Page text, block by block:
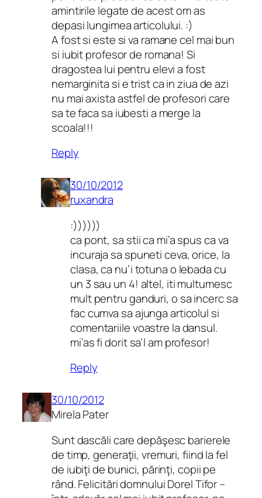
amintirile legate de acest om as
depasi lungimea articolului. :)
A fost si este si va ramane cel mai bun
si iubit profesor de romana! Si
dragostea lui pentru elevi a fost
nemarginita si e trist ca in ziua de azi
nu mai axista astfel de profesori care
sa te faca sa iubesti a merge la
scoala!!!
Reply
30/10/2012
ruxandra
:))))))
ca pont, sa stii ca mi’a spus ca va
incuraja sa spuneti ceva, orice, la
clasa, ca nu’i totuna o lebada cu
un 3 sau un 4! altel, iti multumesc
mult pentru ganduri, o sa incerc sa
fac cumva sa ajunga articolul si
comentariile voastre la dansul.
mi’as fi dorit sa’l am profesor!
Reply
30/10/2012
Mirela Pater
Sunt dascăli care depăşesc barierele
de timp, generaţii, vremuri, fiind la fel
de iubiţi de bunici, părinţi, copii pe
rând. Felicitări domnului Dorel Tifor –